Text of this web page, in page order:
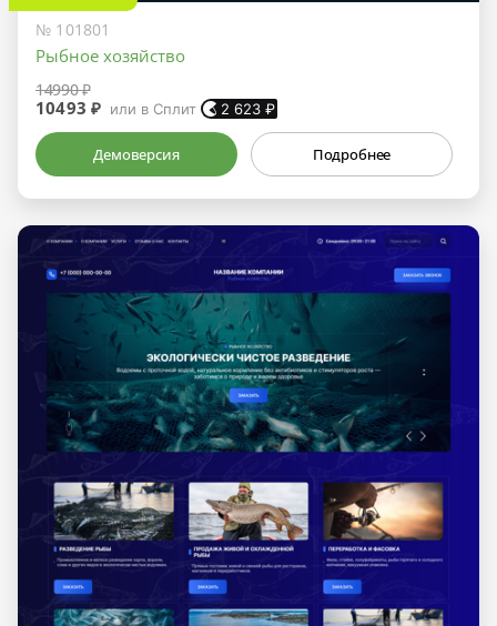
№ 101801
Рыбное хозяйство
14990 ₽
10493 ₽ или в Сплит 2 623 ₽
Демоверсия Подробнее